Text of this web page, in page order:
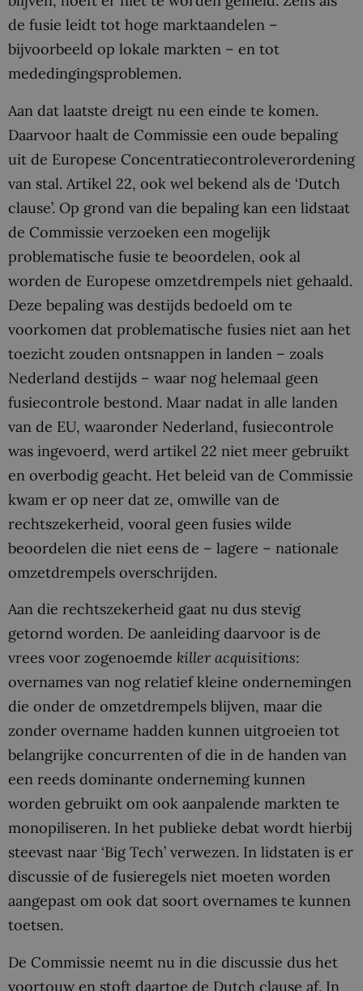
de fusie leidt tot hoge marktaandelen –
bijvoorbeeld op lokale markten – en tot
mededingingsproblemen.
Aan dat laatste dreigt nu een einde te komen.
Daarvoor haalt de Commissie een oude bepaling
uit de Europese Concentratiecontroleverordening
van stal. Artikel 22, ook wel bekend als de ‘Dutch
clause’. Op grond van die bepaling kan een lidstaat
de Commissie verzoeken een mogelijk
problematische fusie te beoordelen, ook al
worden de Europese omzetdrempels niet gehaald.
Deze bepaling was destijds bedoeld om te
voorkomen dat problematische fusies niet aan het
toezicht zouden ontsnappen in landen – zoals
Nederland destijds – waar nog helemaal geen
fusiecontrole bestond. Maar nadat in alle landen
van de EU, waaronder Nederland, fusiecontrole
was ingevoerd, werd artikel 22 niet meer gebruikt
en overbodig geacht. Het beleid van de Commissie
kwam er op neer dat ze, omwille van de
rechtszekerheid, vooral geen fusies wilde
beoordelen die niet eens de – lagere – nationale
omzetdrempels overschrijden.
Aan die rechtszekerheid gaat nu dus stevig
getornd worden. De aanleiding daarvoor is de
vrees voor zogenoemde killer acquisitions:
overnames van nog relatief kleine ondernemingen
die onder de omzetdrempels blijven, maar die
zonder overname hadden kunnen uitgroeien tot
belangrijke concurrenten of die in de handen van
een reeds dominante onderneming kunnen
worden gebruikt om ook aanpalende markten te
monopiliseren. In het publieke debat wordt hierbij
steevast naar ‘Big Tech’ verwezen. In lidstaten is er
discussie of de fusieregels niet moeten worden
aangepast om ook dat soort overnames te kunnen
toetsen.
De Commissie neemt nu in die discussie dus het
voortouw en stoft daartoe de Dutch clause af. In